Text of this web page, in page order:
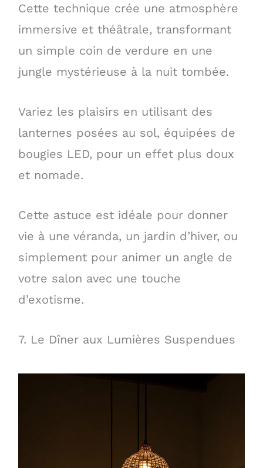
Cette technique crée une atmosphère
immersive et théâtrale, transformant
un simple coin de verdure en une
jungle mystérieuse à la nuit tombée.
Variez les plaisirs en utilisant des
lanternes posées au sol, équipées de
bougies LED, pour un effet plus doux
et nomade.
Cette astuce est idéale pour donner
vie à une véranda, un jardin d’hiver, ou
simplement pour animer un angle de
votre salon avec une touche
d’exotisme.
7. Le Dîner aux Lumières Suspendues